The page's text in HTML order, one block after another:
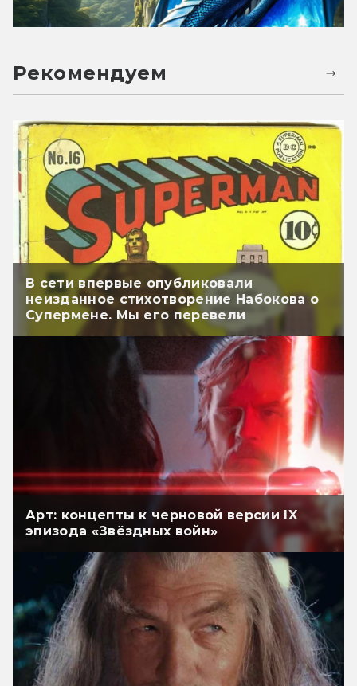
Рекомендуем
В сети впервые опубликовали
неизданное стихотворение Набокова о
Супермене. Мы его перевели
Арт: концепты к черновой версии IX
эпизода «Звёздных войн»